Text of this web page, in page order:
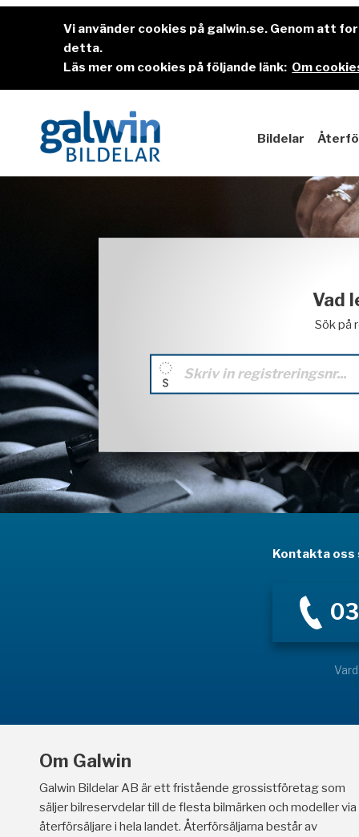
Vi använder cookies på galwin.se. Genom att
detta.
Läs mer om cookies på följande länk: Om
Bildelar
Vad
Sök på
Kontakta oss
Om Galwin
Galwin Bildelar AB är ett fristående grossistföretag som
säljer bilreservdelar till de flesta bilmärken och modeller via
återförsäljare i hela landet. Återförsäljarna består av